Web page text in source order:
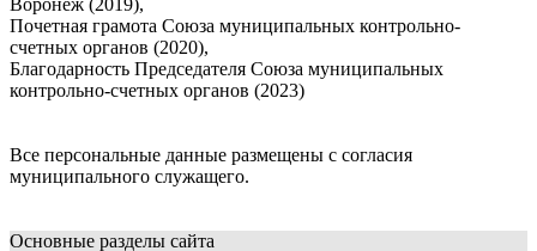
Почетная грамота Союза муниципальных контрольно-
счетных органов (2020),
Благодарность Председателя Союза муниципальных
контрольно-счетных органов (2023)
Все персональные данные размещены с согласия
муниципального служащего.
Основные разделы сайта